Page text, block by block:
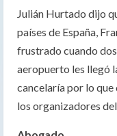
Julián Hurtado dijo
países de España,
frustrado cuando
aeropuerto les llegó
cancelaría por lo
los organizadores